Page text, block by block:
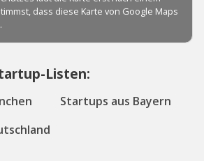
Listen:
Startups aus Bayern